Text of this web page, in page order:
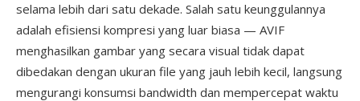
selama lebih dari satu dekade. Salah satu keunggulannya
adalah efisiensi kompresi yang luar biasa — AVIF
menghasilkan gambar yang secara visual tidak dapat
dibedakan dengan ukuran file yang jauh lebih kecil, langsung
mengurangi konsumsi bandwidth dan mempercepat waktu